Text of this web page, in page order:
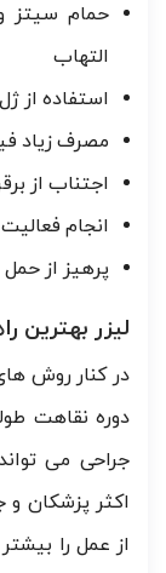
حمام سیتز
التهاب
استفاده از
مصرف زیاد
اجتناب از
انجام
پرهیز از
لیزر بهترین
در کنار روش
دوره نقاهت
جراحی می
اکثر پزشکان
از عمل را